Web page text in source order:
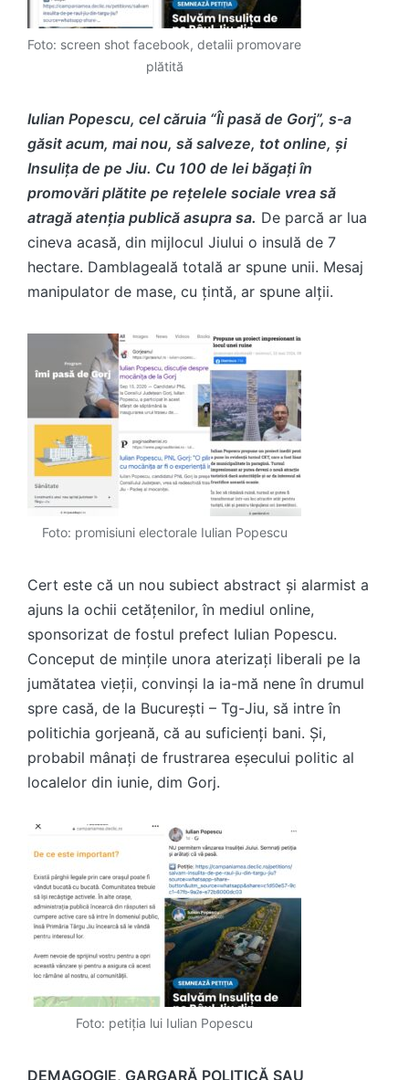
Foto: screen shot facebook, detalii promovare
plătită
Iulian Popescu, cel căruia “Îi pasă de Gorj”, s-a
găsit acum, mai nou, să salveze, tot online, și
Insulița de pe Jiu. Cu 100 de lei băgați în
promovări plătite pe rețelele sociale vrea să
atragă atenția publică asupra sa. De parcă ar lua
cineva acasă, din mijlocul Jiului o insulă de 7
hectare. Damblageală totală ar spune unii. Mesaj
manipulator de mase, cu țintă, ar spune alții.
Foto: promisiuni electorale Iulian Popescu
Cert este că un nou subiect abstract și alarmist a
ajuns la ochii cetățenilor, în mediul online,
sponsorizat de fostul prefect Iulian Popescu.
Conceput de mințile unora aterizați liberali pe la
jumătatea vieții, convinși la ia-mă nene în drumul
spre casă, de la București – Tg-Jiu, să intre în
politichia gorjeană, că au suficienți bani. Și,
probabil mânați de frustrarea eșecului politic al
localelor din iunie, dim Gorj.
Foto: petiția lui Iulian Popescu
DEMAGOGIE, GARGARĂ POLITICĂ SAU